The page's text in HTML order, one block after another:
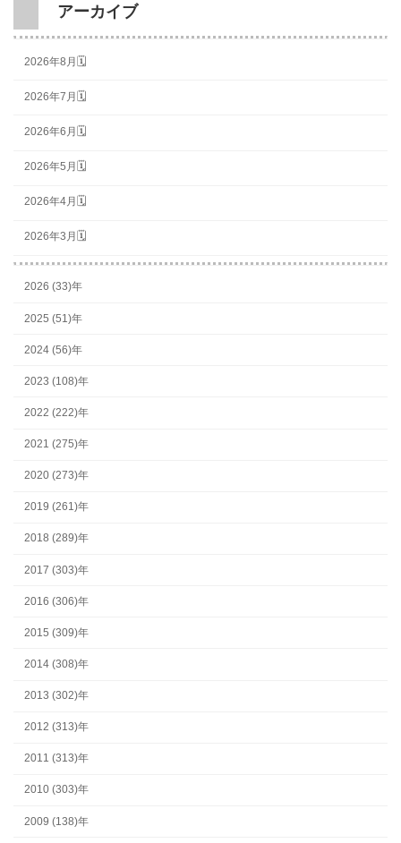
アーカイブ
2026年8月🗓
2026年7月🗓
2026年6月🗓
2026年5月🗓
2026年4月🗓
2026年3月🗓
2026 (33)年
2025 (51)年
2024 (56)年
2023 (108)年
2022 (222)年
2021 (275)年
2020 (273)年
2019 (261)年
2018 (289)年
2017 (303)年
2016 (306)年
2015 (309)年
2014 (308)年
2013 (302)年
2012 (313)年
2011 (313)年
2010 (303)年
2009 (138)年